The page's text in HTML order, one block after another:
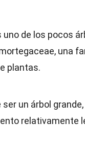
uno de los pocos
una
plantas.
ser un árbol
relativamente